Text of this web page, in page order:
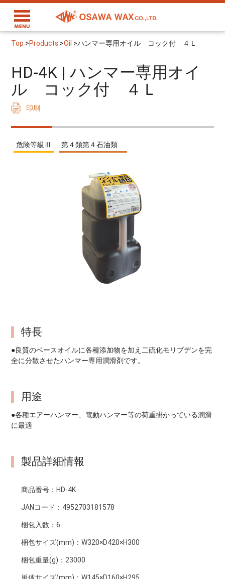
Top >Products >Oil >ハンマー専用オイル コック付 ４Ｌ
HD-4K | ハンマー専用オイ
ル コック付 ４Ｌ
印刷
危険等級Ⅲ 第４類第４石油類
特長
●良質のベースオイルに各種添加物を加え二硫化モリブデンを完
全に分散させたハンマー専用潤滑剤です。
用途
●各種エアーハンマー、電動ハンマー等の荷重掛かっている潤滑
に最適
製品詳細情報
商品番号：HD-4K
JANコード： 4952703181578
梱包入数：6
梱包サイズ(mm)：W320×D420×H300
梱包重量(g)： 23000